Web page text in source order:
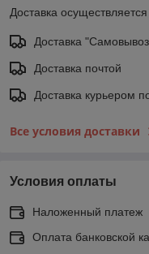
Доставка
Доставка
Доставка почтой
Доставка курьером
Все условия доставки
Условия оплаты
Наложенный платеж
Оплата банковской